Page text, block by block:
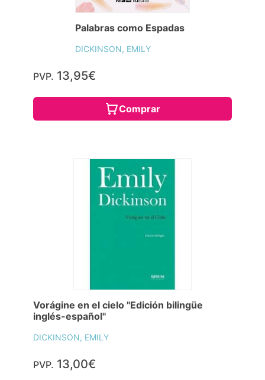
Palabras como Espadas
DICKINSON, EMILY
PVP. 13,95€
Comprar
Vorágine en el cielo "Edición bilingüe
inglés-español"
DICKINSON, EMILY
PVP. 13,00€